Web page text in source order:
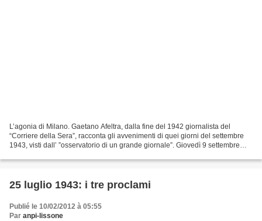
L’agonia di Milano. Gaetano Afeltra, dalla fine del 1942 giornalista del
“Corriere della Sera”, racconta gli avvenimenti di quei giorni del settembre
1943, visti dall’ ”osservatorio di un grande giornale”. Giovedì 9 settembre
25 luglio 1943: i tre proclami
Publié le 10/02/2012 à 05:55
Par anpi-lissone